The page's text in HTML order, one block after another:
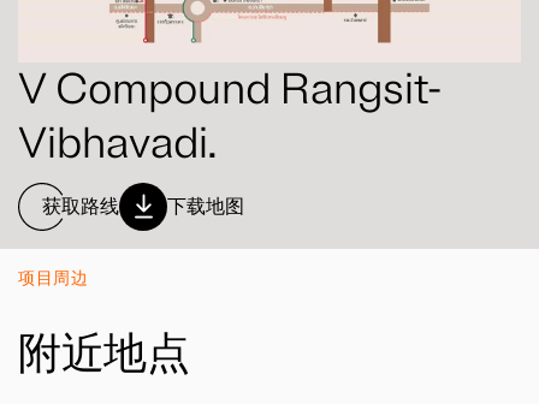
V Compound Rangsit-
Vibhavadi.
获取路线 下载地图
项目周边
附近地点